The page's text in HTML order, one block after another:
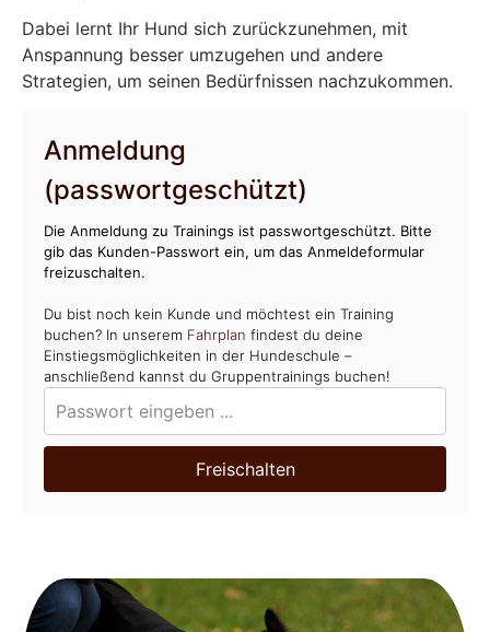
Dabei lernt Ihr Hund sich zurückzunehmen, mit
Anspannung besser umzugehen und andere
Strategien, um seinen Bedürfnissen nachzukommen.
Anmeldung
(passwortgeschützt)
Die Anmeldung zu Trainings ist passwortgeschützt. Bitte
gib das Kunden-Passwort ein, um das Anmeldeformular
freizuschalten.
Du bist noch kein Kunde und möchtest ein Training
buchen? In unserem Fahrplan findest du deine
Einstiegsmöglichkeiten in der Hundeschule –
anschließend kannst du Gruppentrainings buchen!
Freischalten